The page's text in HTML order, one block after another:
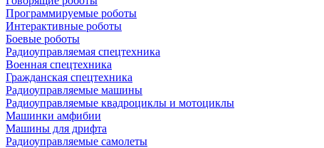
Программируемые роботы
Интерактивные роботы
Боевые роботы
Радиоуправляемая спецтехника
Военная спецтехника
Гражданская спецтехника
Радиоуправляемые машины
Радиоуправляемые квадроциклы и мотоциклы
Машинки амфибии
Машины для дрифта
Радиоуправляемые самолеты